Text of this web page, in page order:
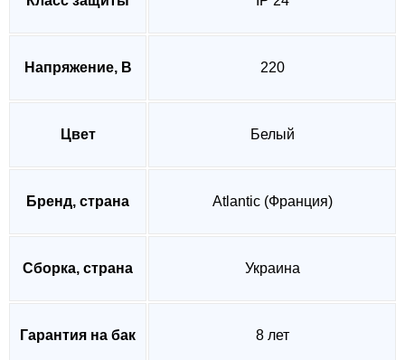
Напряжение, В 220
Цвет Белый
Бренд, страна Atlantic (Франция)
Сборка, страна Украина
Гарантия на бак 8 лет